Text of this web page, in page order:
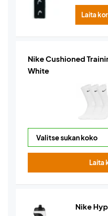
Laita
Nike Cushioned
White
Laita
Nike